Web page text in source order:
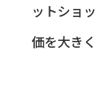
ットショ
価を大き